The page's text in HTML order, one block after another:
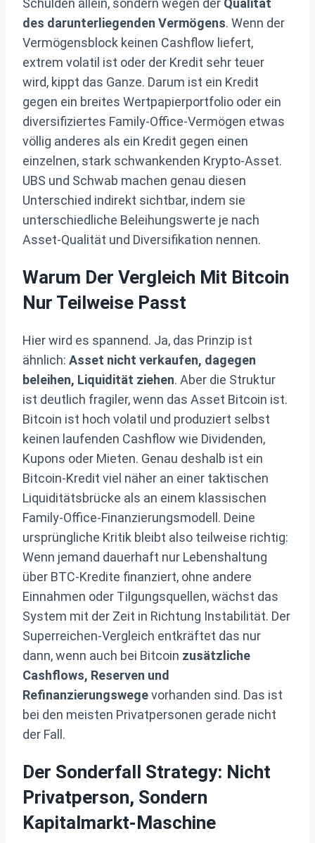
des darunterliegenden Vermögens. Wenn der
Vermögensblock keinen Cashflow liefert,
extrem volatil ist oder der Kredit sehr teuer
wird, kippt das Ganze. Darum ist ein Kredit
gegen ein breites Wertpapierportfolio oder ein
diversifiziertes Family-Office-Vermögen etwas
völlig anderes als ein Kredit gegen einen
einzelnen, stark schwankenden Krypto-Asset.
UBS und Schwab machen genau diesen
Unterschied indirekt sichtbar, indem sie
unterschiedliche Beleihungswerte je nach
Asset-Qualität und Diversifikation nennen.
Warum Der Vergleich Mit Bitcoin
Nur Teilweise Passt
Hier wird es spannend. Ja, das Prinzip ist
ähnlich: Asset nicht verkaufen, dagegen
beleihen, Liquidität ziehen. Aber die Struktur
ist deutlich fragiler, wenn das Asset Bitcoin ist.
Bitcoin ist hoch volatil und produziert selbst
keinen laufenden Cashflow wie Dividenden,
Kupons oder Mieten. Genau deshalb ist ein
Bitcoin-Kredit viel näher an einer taktischen
Liquiditätsbrücke als an einem klassischen
Family-Office-Finanzierungsmodell. Deine
ursprüngliche Kritik bleibt also teilweise richtig:
Wenn jemand dauerhaft nur Lebenshaltung
über BTC-Kredite finanziert, ohne andere
Einnahmen oder Tilgungsquellen, wächst das
System mit der Zeit in Richtung Instabilität. Der
Superreichen-Vergleich entkräftet das nur
dann, wenn auch bei Bitcoin zusätzliche
Cashflows, Reserven und
Refinanzierungswegevorhanden sind. Das ist
bei den meisten Privatpersonen gerade nicht
der Fall.
Der Sonderfall Strategy: Nicht
Privatperson, Sondern
Kapitalmarkt-Maschine